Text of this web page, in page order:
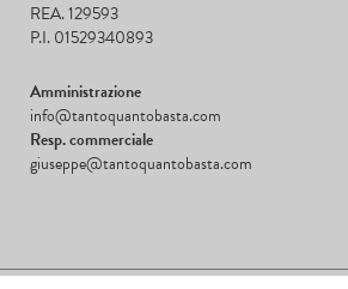
REA. 129593
P.I. 01529340893
Amministrazione
info@tantoquantobasta.com
Resp. commerciale
giuseppe@tantoquantobasta.com